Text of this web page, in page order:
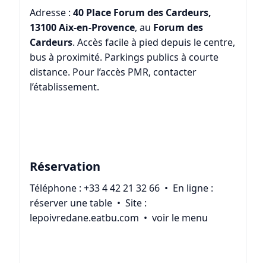
Adresse : 40 Place Forum des Cardeurs,
13100 Aix-en-Provence, au Forum des
Cardeurs. Accès facile à pied depuis le centre,
bus à proximité. Parkings publics à courte
distance. Pour l’accès PMR, contacter
l’établissement.
Réservation
Téléphone : +33 4 42 21 32 66• En ligne :
réserver une table• Site :
lepoivredane.eatbu.com • voir le menu